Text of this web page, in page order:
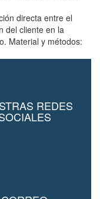
directa entre el
del cliente en la
Material y métodos:
REDES